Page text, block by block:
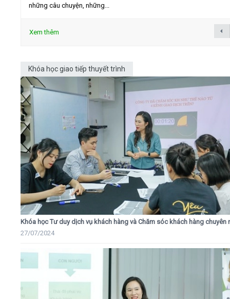
những câu chuyện, những...
Xem thêm
Khóa học giao tiếp thuyết trình
Khóa học Tư duy dịch vụ khách hàng và Chăm sóc khách hàng chuyên
27/07/2024